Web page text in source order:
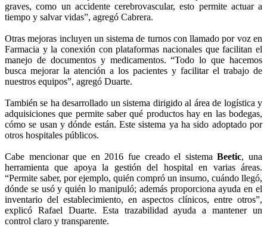
graves, como un accidente cerebrovascular, esto permite actuar a
tiempo y salvar vidas”, agregó Cabrera.
Otras mejoras incluyen un sistema de turnos con llamado por voz en
Farmacia y la conexión con plataformas nacionales que facilitan el
manejo de documentos y medicamentos. “Todo lo que hacemos
busca mejorar la atención a los pacientes y facilitar el trabajo de
nuestros equipos”, agregó Duarte.
También se ha desarrollado un sistema dirigido al área de logística y
adquisiciones que permite saber qué productos hay en las bodegas,
cómo se usan y dónde están. Este sistema ya ha sido adoptado por
otros hospitales públicos.
Cabe mencionar que en 2016 fue creado el sistemaBeetic, una
herramienta que apoya la gestión del hospital en varias áreas.
“Permite saber, por ejemplo, quién compró un insumo, cuándo llegó,
dónde se usó y quién lo manipuló; además proporciona ayuda en el
inventario del establecimiento, en aspectos clínicos, entre otros”,
explicó Rafael Duarte. Esta trazabilidad ayuda a mantener un
control claro y transparente.